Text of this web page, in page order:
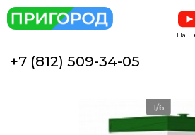
Наш
+7 (812) 509-34-05
1/6